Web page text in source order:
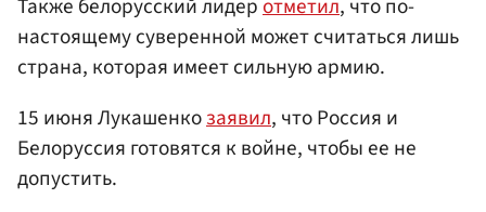
настоящему суверенной может считаться лишь
страна, которая имеет сильную армию.
15 июня Лукашенкозаявил, что Россия и
Белоруссия готовятся к войне, чтобы ее не
допустить.